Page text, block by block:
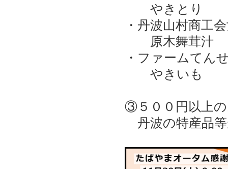
やきとり
・丹波山村商工
原木舞茸汁
・ファームてん
やきいも
③５００円以上
丹波の特産品